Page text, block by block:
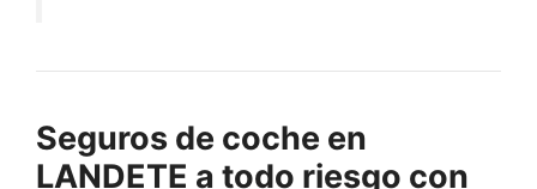
Seguros de coche en
LANDETE a todo riesgo con